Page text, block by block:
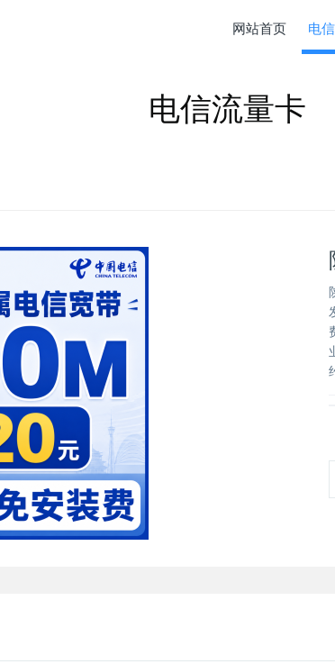
网站首页 电
电信流量卡